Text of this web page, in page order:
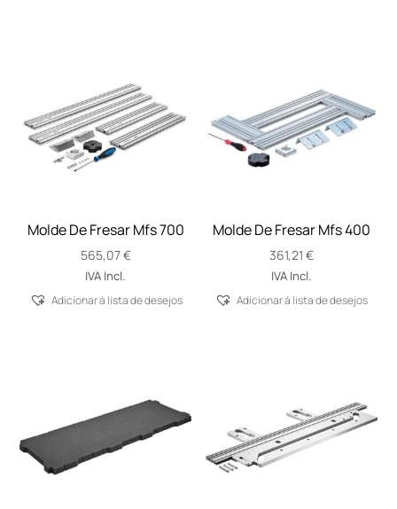
Molde De Fresar Mfs 700
565,07€
IVA Incl.
Adicionar á lista de desejos
Molde De Fresar Mfs 400
361,21 €
IVA Incl.
Adicionar á lista de desejos